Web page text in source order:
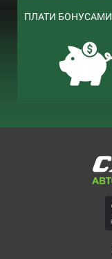
ПЛАТИ БОНУСАМИ